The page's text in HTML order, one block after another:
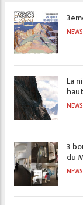
NEWS
La
NEWS
3
du
NEWS